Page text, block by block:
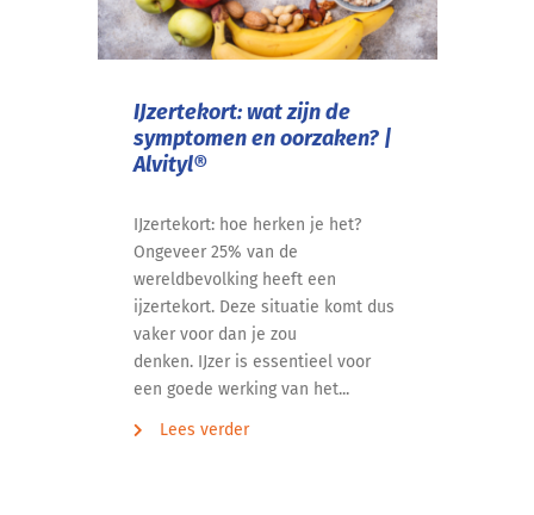
IJzertekort: wat zijn de
symptomen en oorzaken? |
Alvityl®
IJzertekort: hoe herken je het?
Ongeveer 25% van de
wereldbevolking heeft een
ijzertekort. Deze situatie komt dus
vaker voor dan je zou
denken. IJzer is essentieel voor
een goede werking van het...
Lees verder